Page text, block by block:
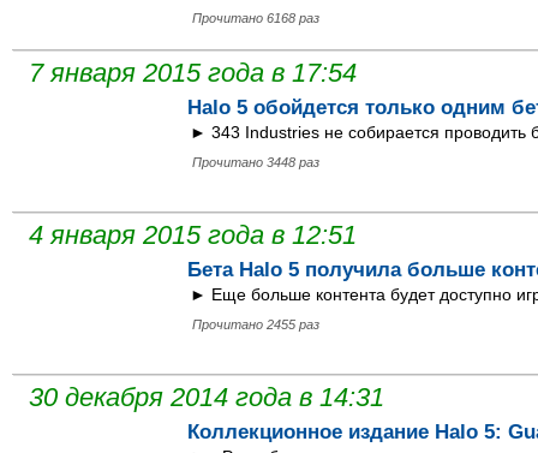
Прочитано 6168 раз
7 января 2015 года в 17:54
Halo 5 обойдется только одним
► 343 Industries не собирается проводить
Прочитано 3448 раз
4 января 2015 года в 12:51
Бета Halo 5 получила больше
► Еще больше контента будет доступно
Прочитано 2455 раз
30 декабря 2014 года в 14:31
Коллекционное издание Halo 5: